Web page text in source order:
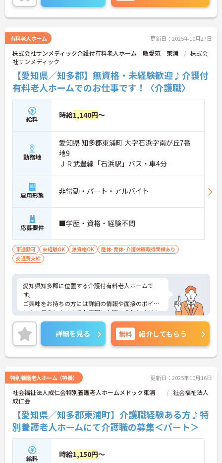
住宅手当の支給がございますことも嬉しいポイント
です。
また、育児休暇取得実績があり、利用可能な託児所
があるので小さなお子様がいらっしゃる方も安心し
て働いて頂ける環境です
ご興味をお持ちの方には、詳細の情報や面接のポイ
ントをお伝えしますのでお気軽にお問い合わせくだ
さい。
有料老人ホーム 更新日：2025年10月27日
株式会社サンメディック介護付有料老人ホーム 敬愛苑 東浦
株式会
社サンメディック
【愛知県／知多郡】無資格・未経験歓迎♪介護付
有料老人ホームでのお仕事です！〈介護職〉
給料 時給1,140円～
勤務地
愛知県 知多郡東浦町 大字石浜字南が丘7番
地9
ＪＲ武豊線「石浜駅」バス・車4分
雇用形態 非常勤・パート・アルバイト
応募要件 ■学歴・資格・経験不問
車通勤可 未経験OK 無資格OK
産休･育休･介護休暇取得実績あり
交通費支給
愛知県知多郡に位置する介護付有料老人ホームで
す。
ご興味をお持ちの方には詳細の情報や面接のポイン
トをお伝えしますのでお気軽にお問い合わせくださ
いませ。
詳細を見る 無料 紹介してもらう
特別養護老人ホーム（特養） 更新日：2025年10月16日
社会福祉法人成仁会特別養護老人ホームメドック東浦
社会福祉法人
成仁会
【愛知県／知多郡東浦町】介護職経験ある方♪特
別養護老人ホームにて介護職の募集＜パート＞
給料 時給1,150円～